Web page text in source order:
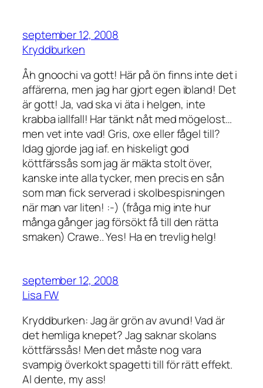
september 12, 2008
Kryddburken
Åh gnoochi va gott! Här på ön finns inte det i
affärerna, men jag har gjort egen ibland! Det
är gott! Ja, vad ska vi äta i helgen, inte
krabba iallfall! Har tänkt nåt med mögelost…
men vet inte vad! Gris, oxe eller fågel till?
Idag gjorde jag iaf. en hiskeligt god
köttfärssås som jag är mäkta stolt över,
kanske inte alla tycker, men precis en sån
som man fick serverad i skolbespisningen
när man var liten! :-) (fråga mig inte hur
många gånger jag försökt få till den rätta
smaken) Crawe.. Yes! Ha en trevlig helg!
september 12, 2008
Lisa FW
Kryddburken: Jag är grön av avund! Vad är
det hemliga knepet? Jag saknar skolans
köttfärssås! Men det måste nog vara
svampig överkokt spagetti till för rätt effekt.
Al dente, my ass!